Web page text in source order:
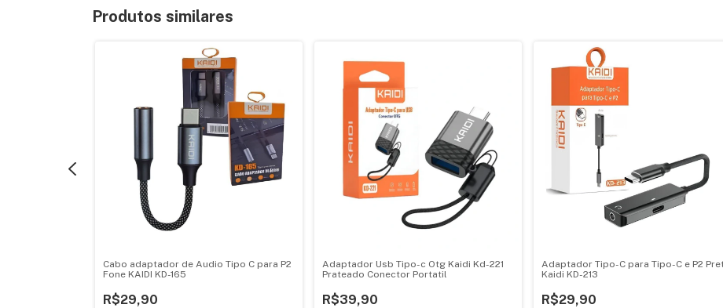
Produtos similares
Cabo adaptador de Audio Tipo C para P2
Fone KAIDI KD-165
R$29,90
Adaptador Usb Tipo-c Otg Kaidi Kd-221
Prateado Conector Portatil
R$39,90
Adaptador Tipo-C para Tipo-C e P2
Kaidi KD-213
R$29,90